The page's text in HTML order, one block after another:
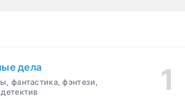
дела
фантастика, фэнтези,